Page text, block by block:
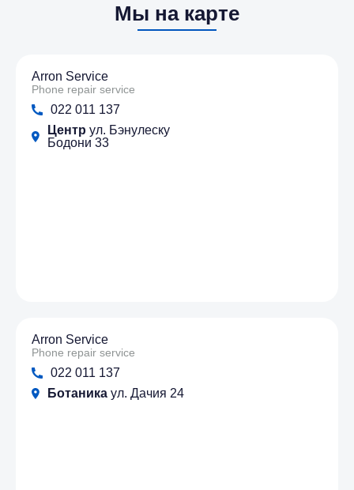
Мы на карте
Arron Service
Phone repair service
022 011 137
Центр ул. Бэнулеску
Бодони 33
Arron Service
Phone repair service
022 011 137
Ботаника ул. Дачия 24